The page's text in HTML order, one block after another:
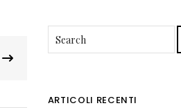
ARTICOLI RECENTI